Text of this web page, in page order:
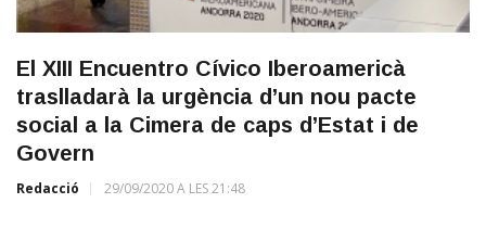
El XIII Encuentro Cívico Iberoamericà
traslladarà la urgència d’un nou pacte
social a la Cimera de caps d’Estat i de
Govern
Redacció 29/09/2020 A LES 21:48